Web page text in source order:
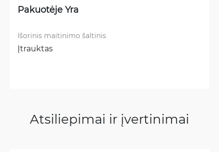
Pakuotėje Yra
Išorinis maitinimo šaltinis
Įtrauktas
Atsiliepimai ir įvertinimai